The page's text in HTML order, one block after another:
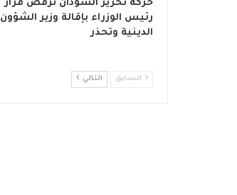
حركة تحرير السودان ترفض قرار
رئيس الوزراء بإقالة وزير الشؤون
الدينية وتحذر
السابق التالي